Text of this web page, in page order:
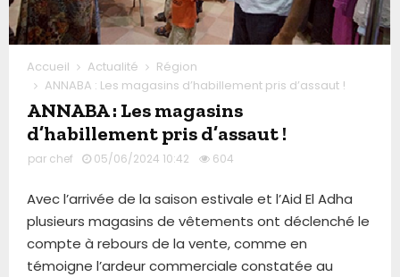
Accueil Actualité
Région
ANNABA : Les magasins d’habillement pris d’assaut !
ANNABA : Les magasins
d’habillement pris d’assaut !
par chef 05/06/2024 10:42 604
Avec l’arrivée de la saison estivale et l’Aid El Adha
plusieurs magasins de vêtements ont déclenché le
compte à rebours de la vente, comme en
témoigne l’ardeur commerciale constatée au